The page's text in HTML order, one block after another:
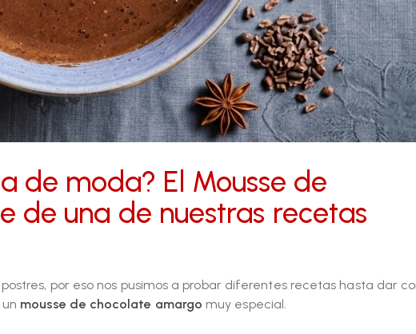
de moda? El Mousse de
de una de nuestras recetas
por eso nos pusimos a probar diferentes recetas hasta dar
mousse de chocolate amargo muy especial.